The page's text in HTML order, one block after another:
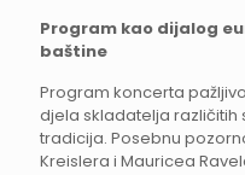
Program kao dijalog
baštine
Program koncerta
djela skladatelja različitih
tradicija. Posebnu
Kreislera i Mauricea